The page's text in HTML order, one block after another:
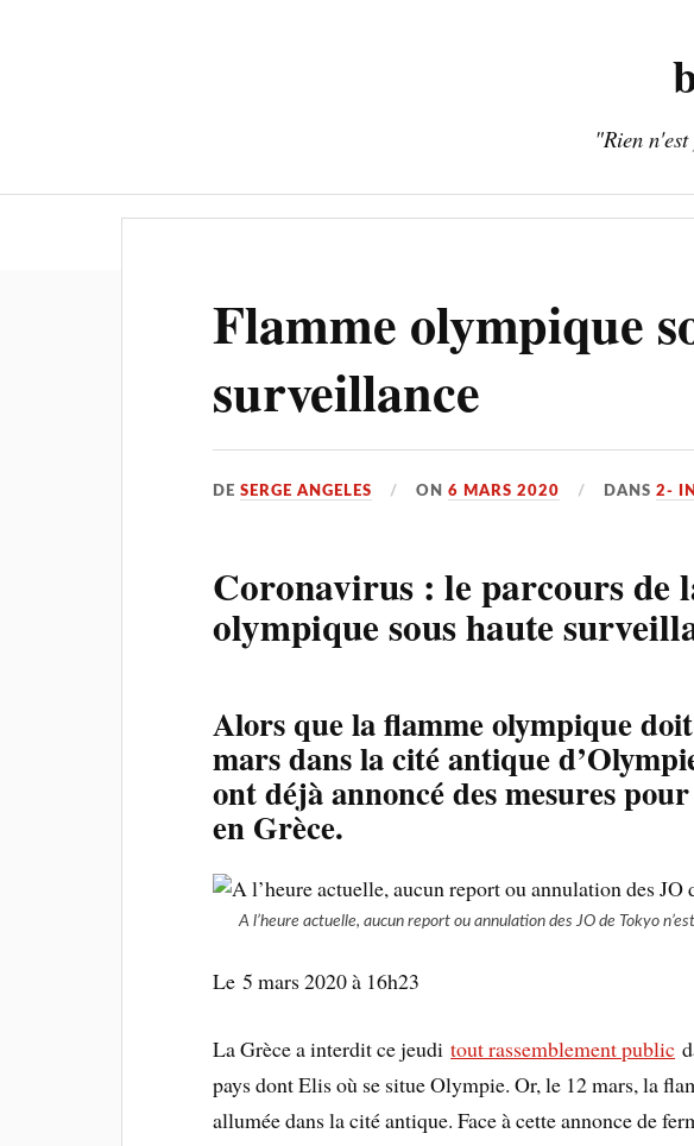
"Rien
Flamme olympique
surveillance
DESERGE ANGELES ON6 MARS 2020 DANS2-
Coronavirus : le parcours de
olympique sous haute
Alors que la flamme olympique
mars dans la cité antique
ont déjà annoncé des mesures
en Grèce.
A l’heure actuelle, aucun report ou annulation des JO de Tokyo
Le 5 mars 2020 à 16h23
La Grèce a interdit ce jeuditout rassemblement public
pays dont Elis où se situe Olympie. Or, le 12 mars, la
allumée dans la cité antique. Face à cette annonce de